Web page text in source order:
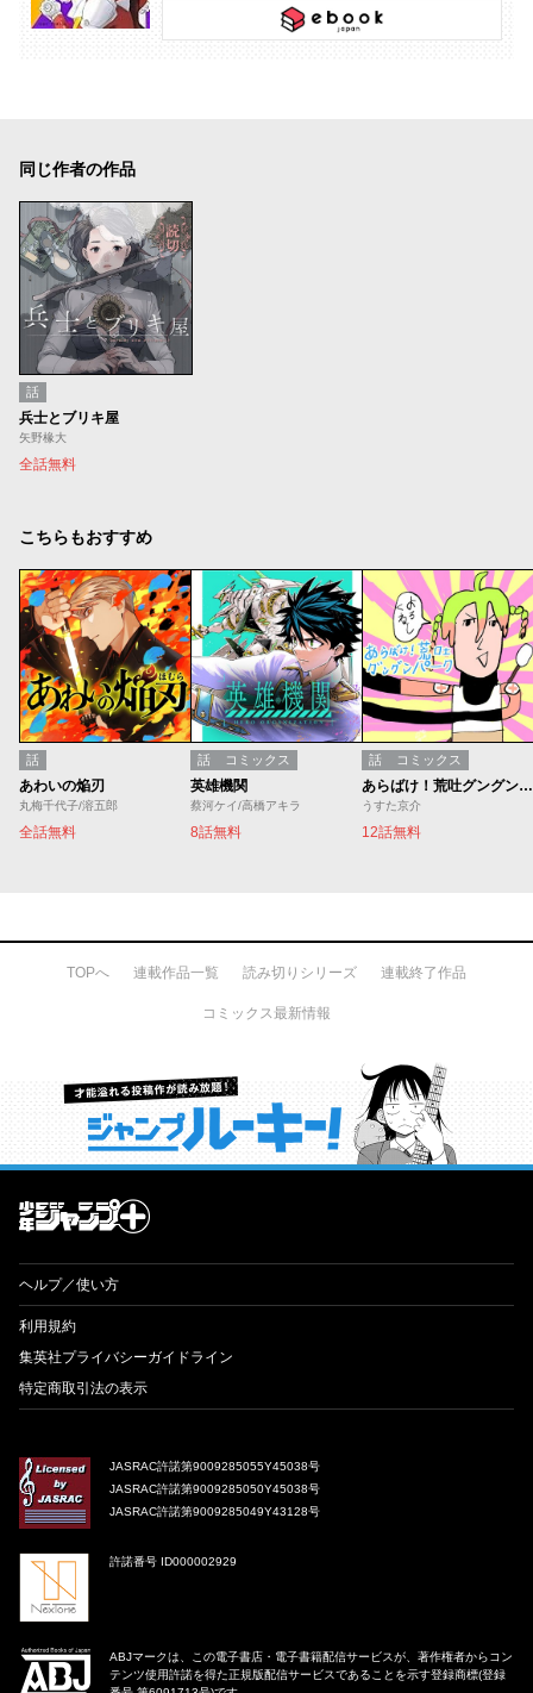
同じ作者の作品
話
兵士とブリキ屋
矢野椽大
全話無料
こちらもおすすめ
話
あわいの焔刃
丸梅千代子/溶五郎
全話無料
話 コミックス
英雄機関
蔡河ケイ/高橋アキラ
8話無料
話 コミックス
あらばけ！荒吐グングンパーク
うすた京介
12話無料
TOPへ 連載作品一覧 読み切りシリーズ 連載終了作品
コミックス最新情報
才能溢れる投稿作が読み放題！ ジャンプルーキー！
ヘルプ／使い方
利用規約
集英社プライバシーガイドライン
特定商取引法の表示
JASRAC許諾第9009285055Y45038号
JASRAC許諾第9009285050Y45038号
JASRAC許諾第9009285049Y43128号
許諾番号 ID000002929
ABJマークは、この電子書店・電子書籍配信サービスが、著作権者からコン
テンツ使用許諾を得た正規版配信サービスであることを示す登録商標(登録